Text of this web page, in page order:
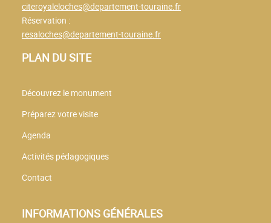
citeroyaleloches@departement-touraine.fr
Réservation :
resaloches@departement-touraine.fr
PLAN DU SITE
Découvrez le monument
Préparez votre visite
Agenda
Activités pédagogiques
Contact
INFORMATIONS GÉNÉRALES